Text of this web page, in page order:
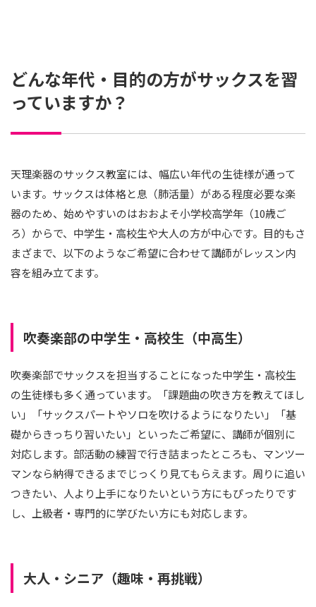
どんな年代・目的の方がサックスを習
っていますか？
天理楽器のサックス教室には、幅広い年代の生徒様が通って
います。サックスは体格と息（肺活量）がある程度必要な楽
器のため、始めやすいのはおおよそ小学校高学年（10歳ご
ろ）からで、中学生・高校生や大人の方が中心です。目的もさ
まざまで、以下のようなご希望に合わせて講師がレッスン内
容を組み立てます。
吹奏楽部の中学生・高校生（中高生）
吹奏楽部でサックスを担当することになった中学生・高校生
の生徒様も多く通っています。「課題曲の吹き方を教えてほし
い」「サックスパートやソロを吹けるようになりたい」「基
礎からきっちり習いたい」といったご希望に、講師が個別に
対応します。部活動の練習で行き詰まったところも、マンツー
マンなら納得できるまでじっくり見てもらえます。周りに追い
つきたい、人より上手になりたいという方にもぴったりです
し、上級者・専門的に学びたい方にも対応します。
大人・シニア（趣味・再挑戦）